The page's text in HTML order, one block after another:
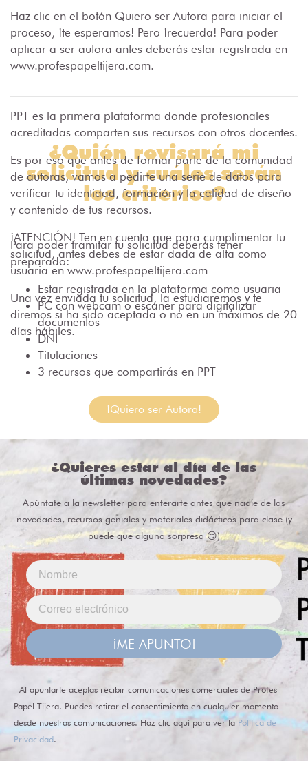
Haz clic en el botón Quiero ser Autora para iniciar el
proceso, ¡te esperamos! Pero ¡recuerda! Para poder
aplicar a ser autora antes deberás estar registrada en
www.profespapeltijera.com.
PPT es la primera plataforma donde profesionales
acreditadas comparten sus recursos con otros docentes.
Es por eso que antes de formar parte de la comunidad
de autoras, vamos a pedirte una serie de datos para
verificar tu identidad, formación y la calidad de diseño
y contenido de tus recursos.
¡ATENCIÓN! Ten en cuenta que para cumplimentar tu
solicitud, antes debes de estar dada de alta como
usuaria en www.profespapeltijera.com
Una vez enviada tu solicitud, la estudiaremos y te
diremos si ha sido aceptada o no en un máximos de 20
días hábiles.
¿Quién revisará mi
solicitud y cuáles serán
los criterios?
Para poder tramitar tu solicitud deberás tener
preparado:
Estar registrada en la plataforma como usuaria
PC con webcam o escaner para digitalizar
documentos
DNI
Titulaciones
3 recursos que compartirás en PPT
¡Quiero ser Autora!
¿Quieres estar al día de las
últimas novedades?
Apúntate a la newsletter para enterarte antes que nadie de las
novedades, recursos geniales y materiales didácticos para clase (y
puede que alguna sorpresa 😏)
¡ME APUNTO!
Al apuntarte aceptas recibir comunicaciones comerciales de Profes
Papel Tijera. Puedes retirar el consentimiento en cualquier momento
desde nuestras comunicaciones. Haz clic aquí para ver la Política de
Privacidad.